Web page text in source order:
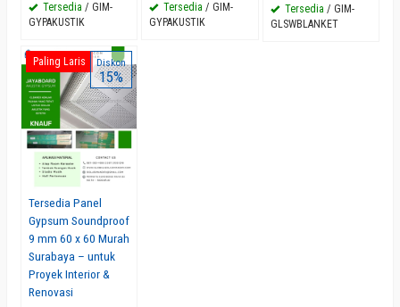
Tersedia / GIM-
GYPAKUSTIK
Tersedia / GIM-
GYPAKUSTIK
Tersedia / GIM-
GLSWBLANKET
Paling Laris Diskon
15%
Tersedia Panel
Gypsum Soundproof
9 mm 60 x 60 Murah
Surabaya – untuk
Proyek Interior &
Renovasi